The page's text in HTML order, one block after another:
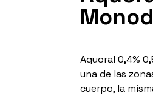
Aquoral 0,4%
una de las
cuerpo, la